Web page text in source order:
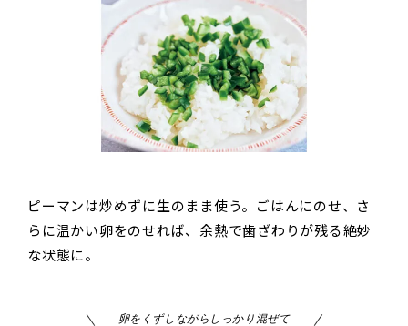
ピーマンは炒めずに生のまま使う。ごはんにのせ、さ
らに温かい卵をのせれば、余熱で歯ざわりが残る絶妙
な状態に。
卵をくずしながらしっかり混ぜて